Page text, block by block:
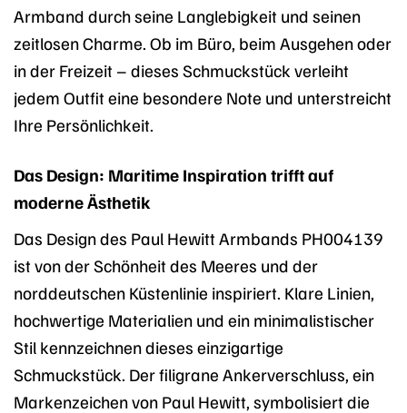
Armband durch seine Langlebigkeit und seinen
zeitlosen Charme. Ob im Büro, beim Ausgehen oder
in der Freizeit – dieses Schmuckstück verleiht
jedem Outfit eine besondere Note und unterstreicht
Ihre Persönlichkeit.
Das Design: Maritime Inspiration trifft auf
moderne Ästhetik
Das Design des Paul Hewitt Armbands PH004139
ist von der Schönheit des Meeres und der
norddeutschen Küstenlinie inspiriert. Klare Linien,
hochwertige Materialien und ein minimalistischer
Stil kennzeichnen dieses einzigartige
Schmuckstück. Der filigrane Ankerverschluss, ein
Markenzeichen von Paul Hewitt, symbolisiert die